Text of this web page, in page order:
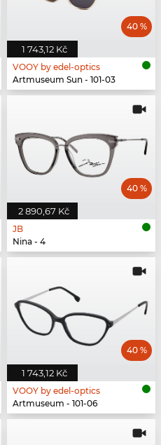
1 743,12 Kč
40 %
VOOY by edel-optics
Artmuseum Sun - 101-03
2 890,67 Kč
40 %
JB
Nina - 4
1 743,12 Kč
40 %
VOOY by edel-optics
Artmuseum - 101-06